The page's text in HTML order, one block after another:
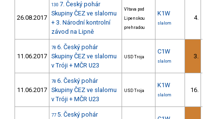
26.08.2017
130 7. Český pohár
Skupiny ČEZ ve slalomu
+ 3. Národní kontrolní
závod na Lipně
Vltava pod
Lipenskou
prehradou
K1W
slalom
4.
11.06.2017
78 6. Český pohár
Skupiny ČEZ ve slalomu
v Tróji + MČR U23
USD Troja
C1W
slalom
3.
11.06.2017
78 6. Český pohár
Skupiny ČEZ ve slalomu
v Tróji + MČR U23
USD Troja
K1W
slalom
16.
77 5. Český pohár